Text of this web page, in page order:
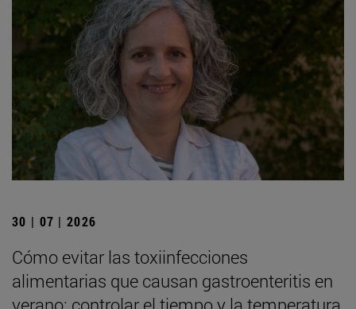
30 | 07 | 2026
Cómo evitar las toxiinfecciones
alimentarias que causan gastroenteritis en